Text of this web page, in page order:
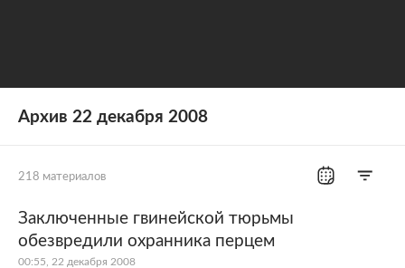
Архив 22 декабря 2008
218 материалов
Все рубрики Россия
Мир
Заключенные гвинейской тюрьмы
обезвредили охранника перцем
00:55, 22 декабря 2008